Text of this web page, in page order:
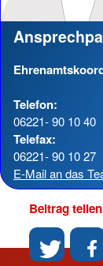
Telefon:
06221- 90 10 40
Telefax:
06221- 90 10 27
E-Mail an das
Beitrag teilen